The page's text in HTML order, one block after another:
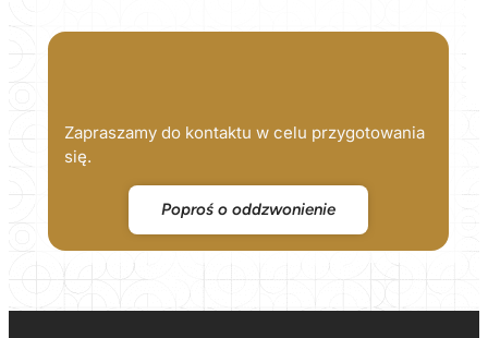
Zapraszamy do kontaktu w celu przygotowania
się.
Poproś o oddzwonienie